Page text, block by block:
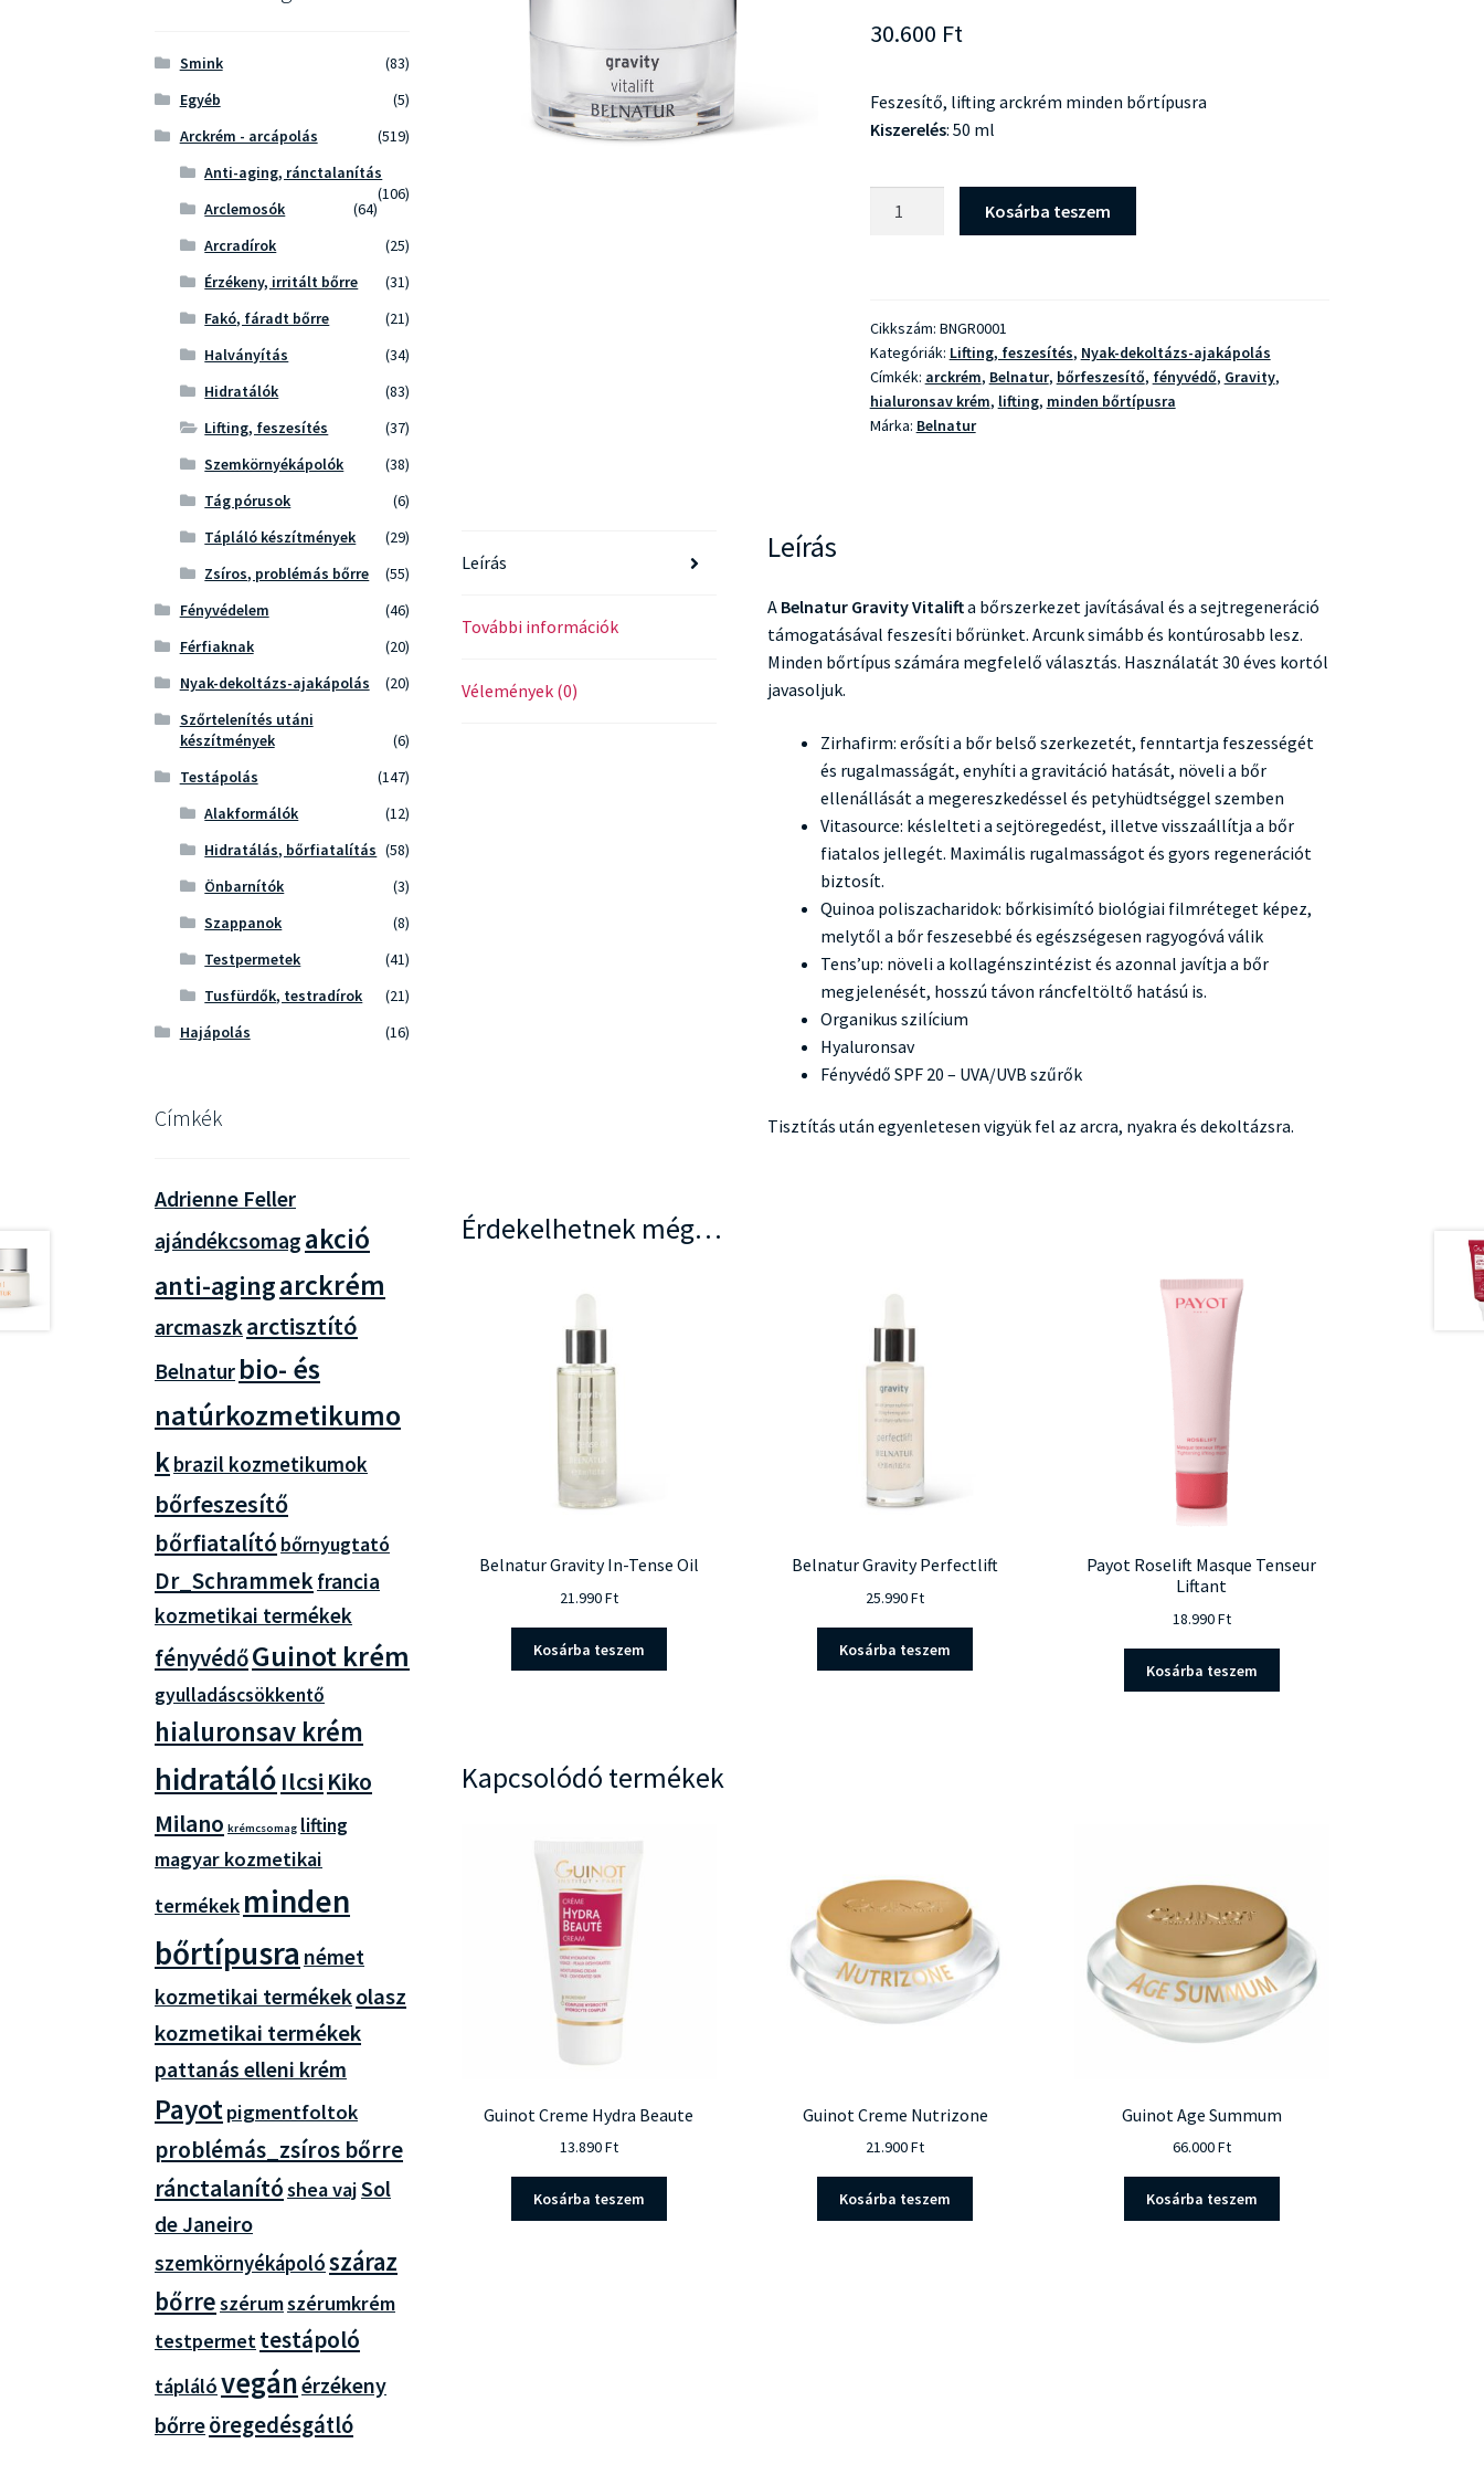
30.600 Ft
Feszesítő, lifting arckrém minden bőrtípusra
Kiszerelés: 50 ml
Kosárba teszem
Cikkszám: BNGR0001
Kategóriák: Lifting, feszesítés, Nyak-dekoltázs-ajakápolás
Címkék: arckrém, Belnatur, bőrfeszesítő, fényvédő, Gravity,
hialuronsav krém, lifting, minden bőrtípusra
Márka: Belnatur
Leírás
További információk
Vélemények (0)
Leírás
A Belnatur Gravity Vitalifta bőrszerkezet javításával és a sejtregeneráció
támogatásával feszesíti bőrünket. Arcunk simább és kontúrosabb lesz.
Minden bőrtípus számára megfelelő választás. Használatát 30 éves kortól
javasoljuk.
Zirhafirm: erősíti a bőr belső szerkezetét, fenntartja feszességét
és rugalmasságát, enyhíti a gravitáció hatását, növeli a bőr
ellenállását a megereszkedéssel és petyhüdtséggel szemben
Vitasource: késlelteti a sejtöregedést, illetve visszaállítja a bőr
fiatalos jellegét. Maximális rugalmasságot és gyors regenerációt
biztosít.
Quinoa poliszacharidok: bőrkisimító biológiai filmréteget képez,
melytől a bőr feszesebbé és egészségesen ragyogóvá válik
Tens’up: növeli a kollagénszintézist és azonnal javítja a bőr
megjelenését, hosszú távon ráncfeltöltő hatású is.
Organikus szilícium
Hyaluronsav
Fényvédő SPF 20 – UVA/UVB szűrők
Tisztítás után egyenletesen vigyük fel az arcra, nyakra és dekoltázsra.
Érdekelhetnek még…
Belnatur Gravity In-Tense Oil
21.990Ft
Kosárba teszem
Belnatur Gravity Perfectlift
25.990Ft
Kosárba teszem
Payot Roselift Masque Tenseur
Liftant
18.990Ft
Kosárba teszem
Kapcsolódó termékek
Guinot Creme Hydra Beaute
13.890Ft
Kosárba teszem
Guinot Creme Nutrizone
21.900Ft
Kosárba teszem
Guinot Age Summum
66.000Ft
Kosárba teszem
Smink
(83)
Egyéb
(5)
Arckrém - arcápolás
(519)
Anti-aging, ránctalanítás
(106)
Arclemosók
(64)
Arcradírok
(25)
Érzékeny, irritált bőrre
(31)
Fakó, fáradt bőrre
(21)
Halványítás
(34)
Hidratálók
(83)
Lifting, feszesítés
(37)
Szemkörnyékápolók
(38)
Tág pórusok
(6)
Tápláló készítmények
(29)
Zsíros, problémás bőrre
(55)
Fényvédelem
(46)
Férfiaknak
(20)
Nyak-dekoltázs-ajakápolás
(20)
Szőrtelenítés utáni
készítmények
(6)
Testápolás
(147)
Alakformálók
(12)
Hidratálás, bőrfiatalítás (58)
Önbarnítók
(3)
Szappanok
(8)
Testpermetek
(41)
Tusfürdők, testradírok
(21)
Hajápolás
(16)
Címkék
Adrienne Feller
ajándékcsomag akció
anti-agingarckrém
arcmaszkarctisztító
Belnatur bio- és
natúrkozmetikumo
kbrazil kozmetikumok
bőrfeszesítő
bőrfiatalító bőrnyugtató
Dr_Schrammekfrancia
kozmetikai termékek
fényvédőGuinot krém
gyulladáscsökkentő
hialuronsav krém
hidratáló Ilcsi Kiko
Milano krémcsomag lifting
magyar kozmetikai
termékek minden
bőrtípusra német
kozmetikai termékekolasz
kozmetikai termékek
pattanás elleni krém
Payotpigmentfoltok
problémás_zsíros bőrre
ránctalanítóshea vajSol
de Janeiro
szemkörnyékápolószáraz
bőrreszérumszérumkrém
testpermettestápoló
táplálóvegánérzékeny
bőrreöregedésgátló